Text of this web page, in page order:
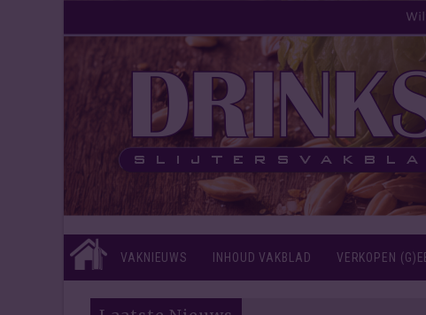
VAKNIEUWS INHOUD VAKBLAD VERKOPEN